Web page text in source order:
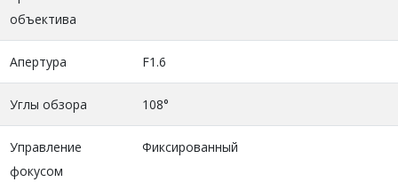
объектива
Апертура F1.6
Углы обзора 108°
Управление
фокусом
Фиксированный